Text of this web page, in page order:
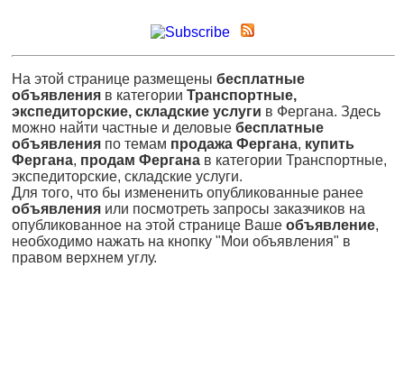
На этой странице размещены бесплатные
объявления в категории Транспортные,
экспедиторские, складские услуги в Фергана. Здесь
можно найти частные и деловые бесплатные
объявления по темам продажа Фергана, купить
Фергана, продам Фергана в категории Транспортные,
экспедиторские, складские услуги.
Для того, что бы измененить опубликованные ранее
объявления или посмотреть запросы заказчиков на
опубликованное на этой странице Ваше объявление,
необходимо нажать на кнопку "Мои объявления" в
правом верхнем углу.